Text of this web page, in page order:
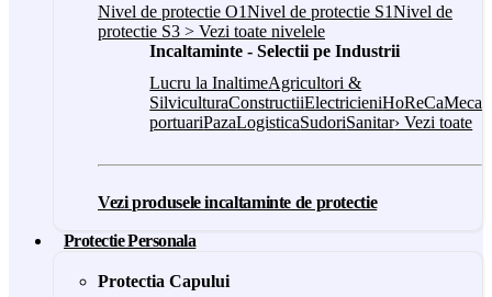
Nivel de protectie O1Nivel de protectie S1Nivel de
protectie S3 > Vezi toate nivelele
Incaltaminte - Selectii pe Industrii
Lucru la InaltimeAgricultori &
SilviculturaConstructiiElectricieniHoReCa
portuariPazaLogisticaSudoriSanitar› Vezi toate
Vezi produsele incaltaminte de protectie
Protectie Personala
Protectia Capului